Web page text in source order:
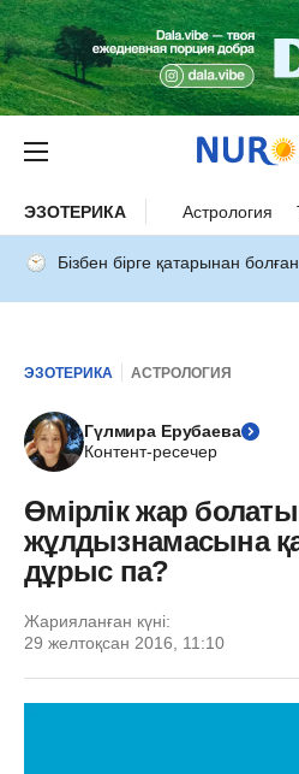
ЭЗОТЕРИКА Астрология
Бізбен бірге қатарынан болған
ЭЗОТЕРИКА АСТРОЛОГИЯ
Гүлмира Ерубаева
Контент-ресечер
Өмірлік жар болатын
жұлдызнамасына
дұрыс па?
Жарияланған күні:
29 желтоқсан 2016, 11:10